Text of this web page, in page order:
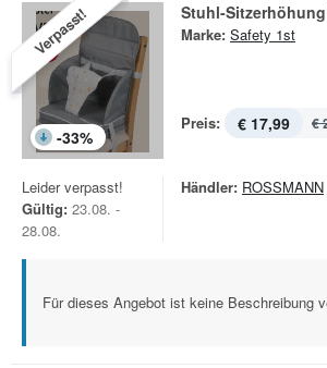
Verpasst!
-33%
Stuhl-
Marke: Safety 1st
Preis: € 17,99 €
Leider verpasst!
Gültig: 23.08. -
28.08.
Händler: ROSSMANN
Für dieses Angebot ist keine Beschreibung